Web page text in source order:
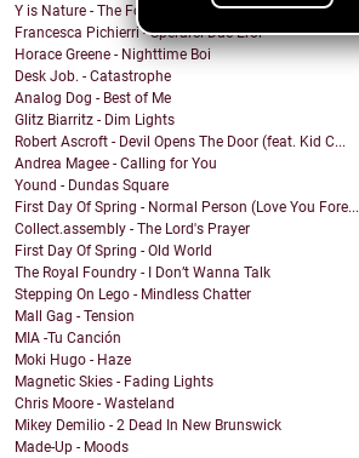
Y is Nature - The Fool
Francesca Pichierri - Sperarci Due Eroi
Horace Greene - Nighttime Boi
Desk Job. - Catastrophe
Analog Dog - Best of Me
Glitz Biarritz - Dim Lights
Robert Ascroft - Devil Opens The Door (feat. Kid C...
Andrea Magee - Calling for You
Yound - Dundas Square
First Day Of Spring - Normal Person (Love You Fore...
Collect.assembly - The Lord's Prayer
First Day Of Spring - Old World
The Royal Foundry - I Don’t Wanna Talk
Stepping On Lego - Mindless Chatter
Mall Gag - Tension
MIA -Tu Canción
Moki Hugo - Haze
Magnetic Skies - Fading Lights
Chris Moore - Wasteland
Mikey Demilio - 2 Dead In New Brunswick
Made-Up - Moods